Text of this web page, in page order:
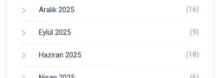
Aralık 2025 (16)
Eylül 2025 (9)
Haziran 2025 (18)